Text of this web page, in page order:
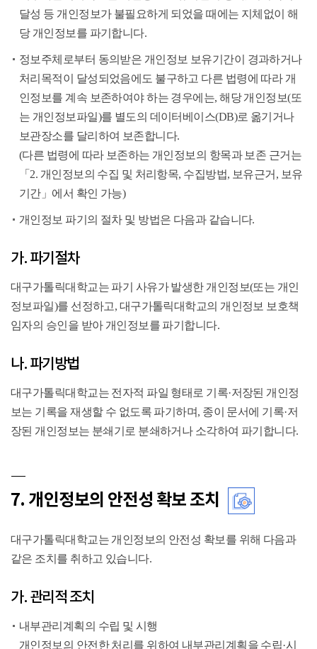
달성 등 개인정보가 불필요하게 되었을 때에는 지체없이 해
당 개인정보를 파기합니다.
정보주체로부터 동의받은 개인정보 보유기간이 경과하거나
처리목적이 달성되었음에도 불구하고 다른 법령에 따라 개
인정보를 계속 보존하여야 하는 경우에는, 해당 개인정보(또
는 개인정보파일)를 별도의 데이터베이스(DB)로 옮기거나
보관장소를 달리하여 보존합니다.
(다른 법령에 따라 보존하는 개인정보의 항목과 보존 근거는
「2. 개인정보의 수집 및 처리항목, 수집방법, 보유근거, 보유
기간」에서 확인 가능)
개인정보 파기의 절차 및 방법은 다음과 같습니다.
가. 파기절차
대구가톨릭대학교는 파기 사유가 발생한 개인정보(또는 개인
정보파일)를 선정하고, 대구가톨릭대학교의 개인정보 보호책
임자의 승인을 받아 개인정보를 파기합니다.
나. 파기방법
대구가톨릭대학교는 전자적 파일 형태로 기록·저장된 개인정
보는 기록을 재생할 수 없도록 파기하며, 종이 문서에 기록·저
장된 개인정보는 분쇄기로 분쇄하거나 소각하여 파기합니다.
7. 개인정보의 안전성 확보 조치
대구가톨릭대학교는 개인정보의 안전성 확보를 위해 다음과
같은 조치를 취하고 있습니다.
가. 관리적 조치
내부관리계획의 수립 및 시행
개인정보의 안전한 처리를 위하여 내부관리계획을 수립·시